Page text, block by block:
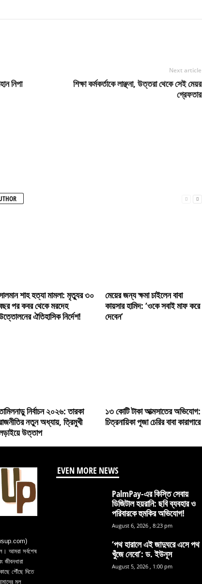
নিপা
Next article
শিক্ষা কর্মকর্তাকে লাঞ্ছনা, উত্তরা থেকে সেই মেয়র
গ্রেফতার
শাহ হত্যা মামলা: মৃত্যুর ৩০
পর কবর থেকে মরদেহ
ঐতিহাসিক নির্দেশ!
মেয়ের জন্য ক্ষমা চাইলেন বাবা
কায়সার হামিদ: ‘ওকে সবাই মাফ করে
দেবেন’
নির্বাচন ২০২৬: তারকা
নতুন অধ্যায়, ত্রিমুখী
উত্তাপ
১৩ কোটি টাকা আত্মসাতের অভিযোগ:
চিত্রনায়িকা পূজা চেরির বাবা কারাগারে
আমরা সর্বশেষ
জীবনধারা
পৌঁছে দিতে
মূল
EVEN MORE NEWS
PalmPay-এর কিস্তি সেবায়
ডিজিটাল হয়রানি: ছবি ব্যবহার ও
পরিবারকে হুমকির অভিযোগ!
August 6, 2026 , 8:23 pm
‘পথ হারালে এই জাদুঘরে এসে পথ
খুঁজে নেবো’: ড. ইউনূস
August 5, 2026 , 1:00 pm